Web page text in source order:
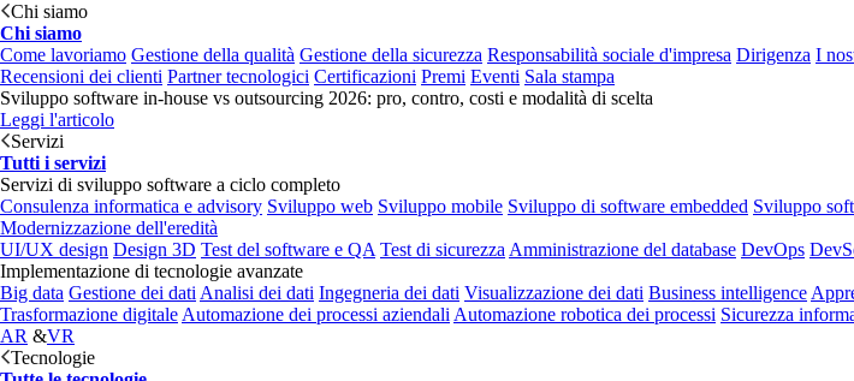
Chi siamo
Chi siamo
Come lavoriamo Gestione della qualità Gestione della sicurezza Responsabilità sociale d'impresa Dirigenza I
Recensioni dei clienti Partner tecnologici Certificazioni Premi Eventi Sala stampa
Sviluppo software in-house vs outsourcing 2026: pro, contro, costi e modalità di scelta
Leggi l'articolo
Servizi
Tutti i servizi
Servizi di sviluppo software a ciclo completo
Consulenza informatica e advisory Sviluppo web Sviluppo mobile Sviluppo di software embedded Sviluppo
Modernizzazione dell'eredità
UI/UX design Design 3D Test del software e QA Test di sicurezza Amministrazione del database DevOps
Implementazione di tecnologie avanzate
Big data Gestione dei dati Analisi dei dati Ingegneria dei dati Visualizzazione dei dati Business intelligence
Trasformazione digitale Automazione dei processi aziendali Automazione robotica dei processi Sicurezza
AR &VR
Tecnologie